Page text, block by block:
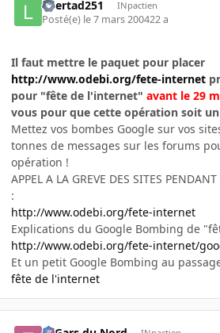
libertad251 INpactien
Posté(e) le 7 mars 200422 a
Il faut mettre le paquet pour placer
http://www.odebi.org/fete-internet
pour "fête de l'internet" avant le 29
vous pour que cette opération soit un
Mettez vos bombes Google sur vos
tonnes de messages sur les forums
opération !
APPEL A LA GREVE DES SITES
:
http://www.odebi.org/fete-internet
Explications du Google Bombing de
http://www.odebi.org/fete-internet/
Et un petit Google Bombing au
fête de l'internet